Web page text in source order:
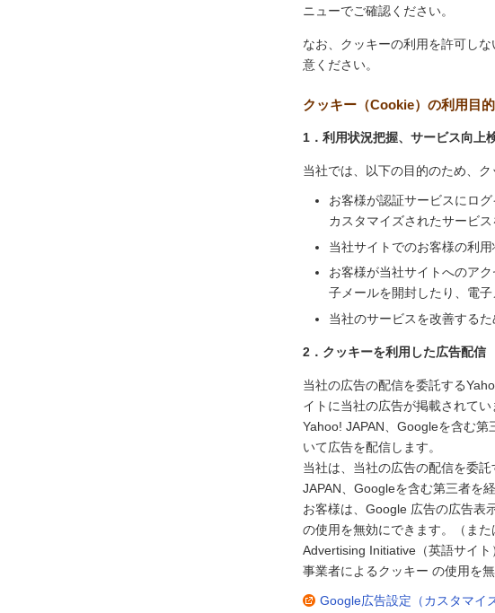
ニューでご確認ください。
なお、クッキーの利用を許可し
意ください。
クッキー（Cookie）の利用目的
1．利用状況把握、サービス向上
当社では、以下の目的のため、ク
お客様が認証サービスにロ
カスタマイズされたサービ
当社サイトでのお客様の利
お客様が当社サイトへのア
子メールを開封したり、電
当社のサービスを改善するた
2．クッキーを利用した広告配信
当社の広告の配信を委託する
イトに当社の広告が掲載されてい
Yahoo! JAPAN、Googleを含む
いて広告を配信します。
当社は、当社の広告の配信を委
JAPAN、Googleを含む第三者を
お客様は、Google 広告の広告表
の使用を無効にできます。（ま
Advertising Initiative（英語サイ
事業者によるクッキー の使用を無
Google広告設定（カスタマイ